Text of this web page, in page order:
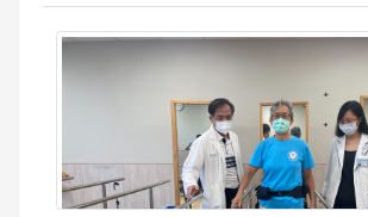
科的遠距醫療。耳鼻喉科主任王堂權
所朱正偉主任、護理長、藥師及相關
下，透過遠距視訊診療及數位耳鏡，
影像，會透過5G網路，即時傳輸到雲
台，醫院端的耳鼻喉科醫師可同步了
狀、並即時檢查耳道、鼓膜及中耳腔